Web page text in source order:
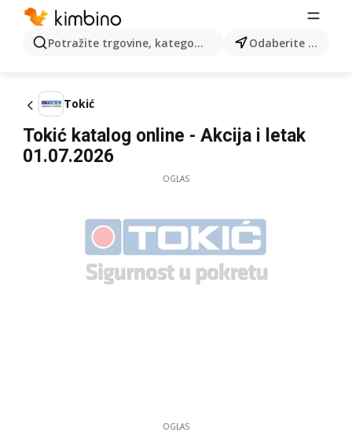
Potražite trgovine, kategorije, proizvode... Odaberite grad
Tokić
Tokić katalog online - Akcija i letak
01.07.2026
OGLAS
OGLAS